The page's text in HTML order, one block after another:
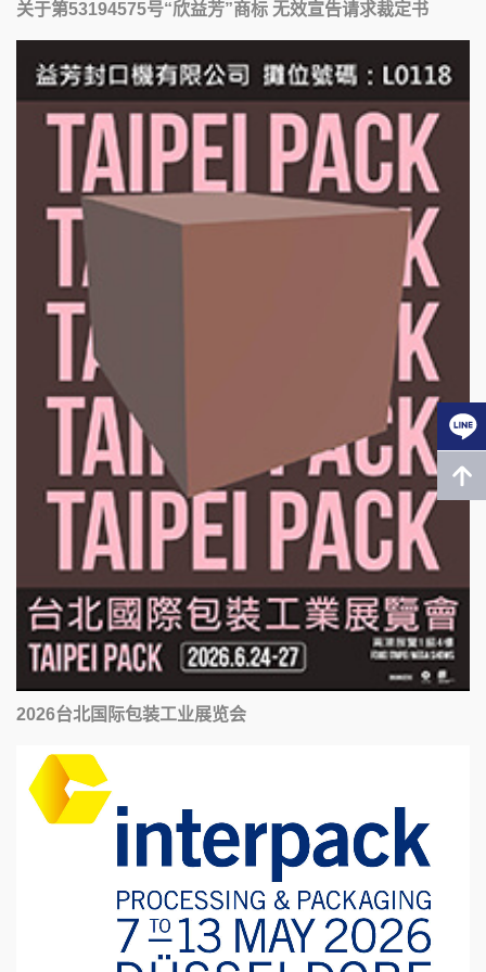
关于第53194575号“欣益芳”商标 无效宣告请求裁定书
2026台北国际包装工业展览会